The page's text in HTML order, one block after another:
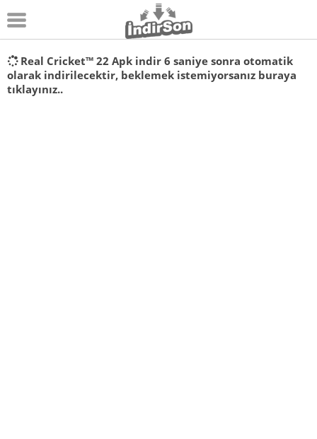
Android
Pc Oyunları
Real Cricket™ 22 Apk indir 6 saniye sonra otomatik
olarak indirilecektir, beklemek istemiyorsanız buraya
tıklayınız..